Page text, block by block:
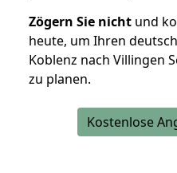
Zögern Sie nicht und
heute, um Ihren
Koblenz nach Villingen
zu planen.
Kostenlose